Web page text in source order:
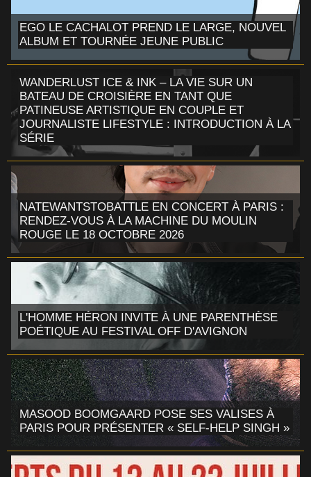
EGO LE CACHALOT PREND LE LARGE, NOUVEL
ALBUM ET TOURNÉE JEUNE PUBLIC
WANDERLUST ICE & INK – LA VIE SUR UN
BATEAU DE CROISIÈRE EN TANT QUE
PATINEUSE ARTISTIQUE EN COUPLE ET
JOURNALISTE LIFESTYLE : INTRODUCTION À LA
SÉRIE
NATEWANTSTOBATTLE EN CONCERT À PARIS :
RENDEZ-VOUS À LA MACHINE DU MOULIN
ROUGE LE 18 OCTOBRE 2026
L'HOMME HÉRON INVITE À UNE PARENTHÈSE
POÉTIQUE AU FESTIVAL OFF D'AVIGNON
MASOOD BOOMGAARD POSE SES VALISES À
PARIS POUR PRÉSENTER « SELF-HELP SINGH »